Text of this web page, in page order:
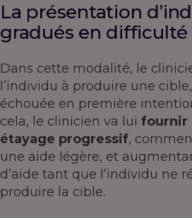
La présentation
gradués en difficulté
Dans cette modalité, le
l’individu à produire une
échouée en première
cela, le clinicien va lui fournir
étayage progressif,
une aide légère, et
d’aide tant que l’individu ne
produire la cible.